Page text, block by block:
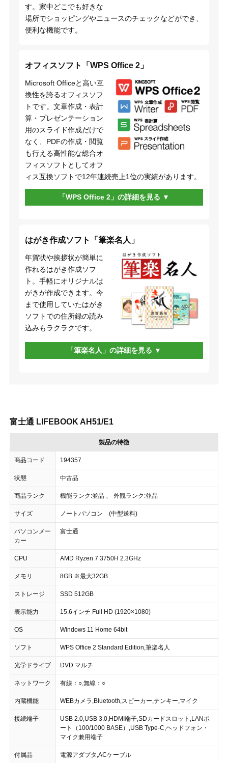
す。家中どこでも好きな
場所でショッピングやニュースのチェックなどができ、
便利な機能です。
オフィスソフト「WPS Office 2」
Microsoft Officeと高い互
換性を誇るオフィスソフ
トです。文章作成・表計
算・プレゼンテーション
用のスライド作成だけで
なく、PDFの作成・閲覧
も行える高性能な総合オ
フィスソフトとしてオフ
ィス互換ソフトで12年連続売上1位の実績があります。
「WPS Office 2」の詳細を見る
はがき作成ソフト「筆楽名人」
年賀状や挨拶状が簡単に
作れるはがき作成ソフ
ト。手軽にオリジナルは
がきが作成できます。今
まで使用していたはがき
ソフトでの住所録の読み
込みもラクラクです。
「筆楽名人」の詳細を見る
富士通 LIFEBOOK AH51/E1
製品の特徴
商品コード 194357
状態 中古品
商品ランク 機能ランク:並品 、 外観ランク:並品
サイズ ノートパソコン (中型送料)
パソコンメー
カー
富士通
CPU AMD Ryzen 7 3750H 2.3GHz
メモリ 8GB ※最大32GB
ストレージ SSD 512GB
表示能力 15.6インチ Full HD (1920×1080)
OS Windows 11 Home 64bit
ソフト WPS Office 2 Standard Edition,筆楽名人
光学ドライブ DVD マルチ
ネットワーク 有線：○,無線：○
内蔵機能 WEBカメラ,Bluetooth,スピーカー,テンキー,マイク
接続端子
USB 2.0,USB 3.0,HDMI端子,SDカードスロット,LANポ
ート（100/1000 BASE）,USB Type-C,ヘッドフォン・
マイク兼用端子
付属品 電源アダプタ,ACケーブル